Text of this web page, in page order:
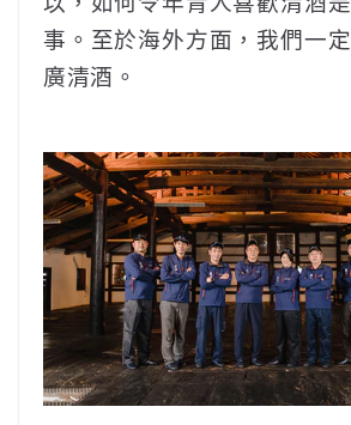
事。至於海外方面，我們一
廣清酒。